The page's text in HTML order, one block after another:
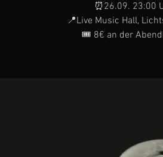
⏰26.09. 23:00
📍Live Music Hall,
🎟️ 8€ an der